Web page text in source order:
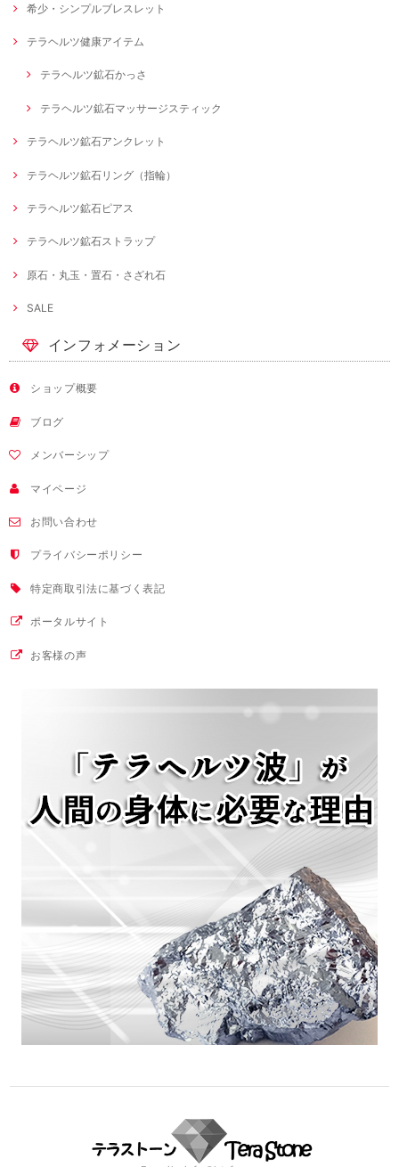
希少・シンプルブレスレット
テラヘルツ健康アイテム
テラヘルツ鉱石かっさ
テラヘルツ鉱石マッサージスティック
テラヘルツ鉱石アンクレット
テラヘルツ鉱石リング（指輪）
テラヘルツ鉱石ピアス
テラヘルツ鉱石ストラップ
原石・丸玉・置石・さざれ石
SALE
インフォメーション
ショップ概要
ブログ
メンバーシップ
マイページ
お問い合わせ
プライバシーポリシー
特定商取引法に基づく表記
ポータルサイト
お客様の声